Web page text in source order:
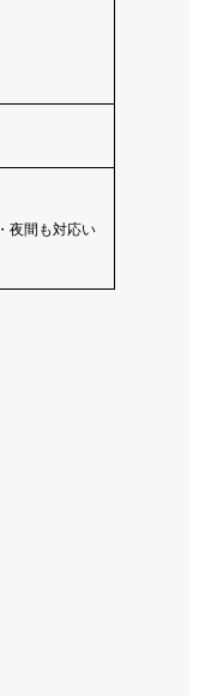
夜間も対応い